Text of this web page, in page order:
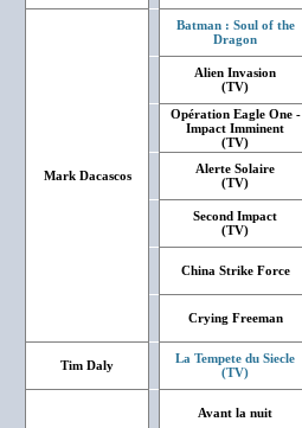
Mark Dacascos
Batman : Soul of the
Dragon
Alien Invasion
(TV)
Opération Eagle One -
Impact Imminent
(TV)
Alerte Solaire
(TV)
Second Impact
(TV)
China Strike Force
Crying Freeman
Tim Daly
La Tempete du Siecle
(TV)
Avant la nuit